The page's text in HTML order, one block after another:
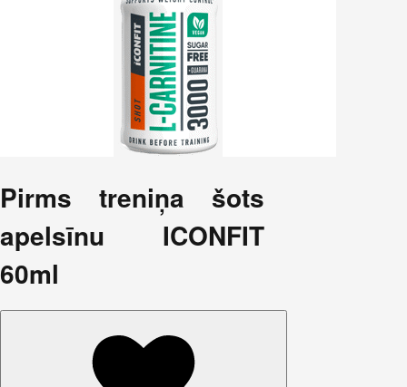
Pirms treniņa šots
apelsīnu ICONFIT
60ml